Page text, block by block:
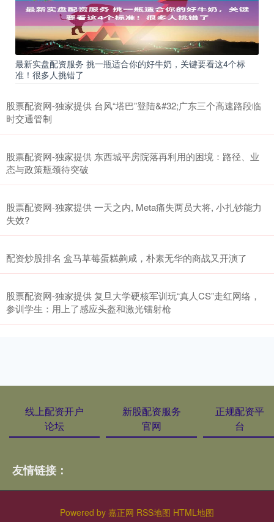
最新实盘配资服务 挑一瓶适合你的好牛奶，关键要看这4个标
准！很多人挑错了
股票配资网-独家提供 台风“塔巴”登陆&#32;广东三个高速路段临
时交通管制
股票配资网-独家提供 东西城平房院落再利用的困境：路径、业
态与政策瓶颈待突破
股票配资网-独家提供 一天之内, Meta痛失两员大将, 小扎钞能力
失效?
配资炒股排名 盒马草莓蛋糕齁咸，朴素无华的商战又开演了
股票配资网-独家提供 复旦大学硬核军训玩“真人CS”走红网络，
参训学生：用上了感应头盔和激光镭射枪
线上配资开户
论坛
新股配资服务
官网
正规配资平
台
友情链接：
Powered by 嘉正网 RSS地图 HTML地图